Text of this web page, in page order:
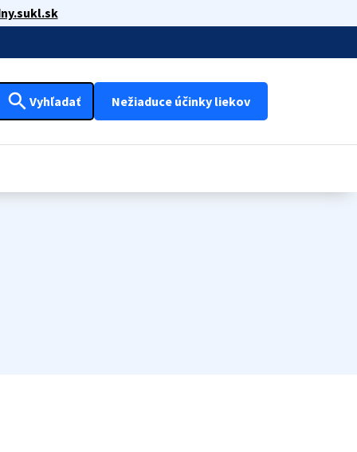
search Vyhľadať Nežiaduce účinky liekov